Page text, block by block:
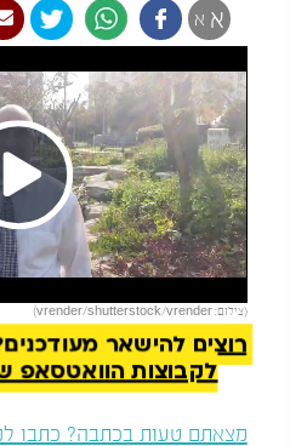
א א
Play
Video
(צילום: vrender/shutterstock/vrender)
להמשך
רוצים להישאר
לקבוצות הוואטסאפ של
מצאתם טעות בכתבה? כתבו